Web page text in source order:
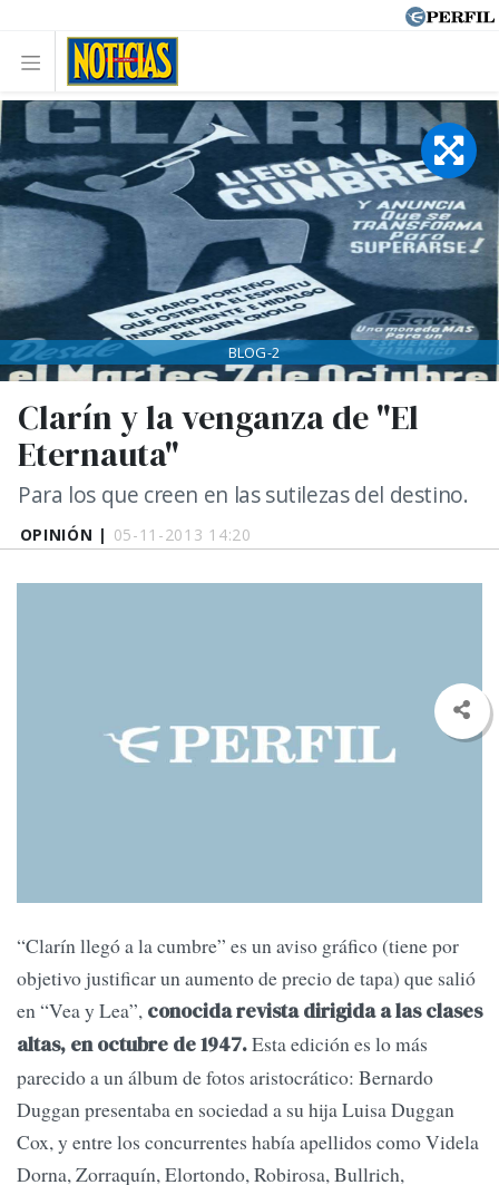
OPINIÓN | 05-11-2013 14:20
Clarín y la venganza de "El
Eternauta"
Para los que creen en las sutilezas del destino.
BLOG-2
“Clarín llegó a la cumbre” es un aviso gráfico (tiene por
objetivo justificar un aumento de precio de tapa) que salió
en “Vea y Lea”, conocida revista dirigida a las clases
altas, en octubre de 1947.Esta edición es lo más
parecido a un álbum de fotos aristocrático: Bernardo
Duggan presentaba en sociedad a su hija Luisa Duggan
Cox, y entre los concurrentes había apellidos como Videla
Dorna, Zorraquín, Elortondo, Robirosa, Bullrich,